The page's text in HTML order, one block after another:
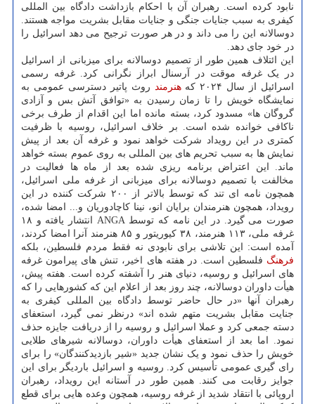
نابود کرده است. رهبران آن با احکام بازداشت دادگاه بین المللی
کیفری به سبب جنایات جنگی و جنایات مقابل بشریت مواجه هستند.
دوسالانه این را می داند و در هر صورت ترجیح می دهد اسرائیل را
در خود جای دهد.
این ائتلاف همین طور از تصمیم دوسالانه برای میزبانی از اسرائیل
در یک غرفه موقت در آرسنال ابراز نگرانی کرد. غرفه رسمی
اسرائیل از سال ۲۰۲۴ که
هنرمند روث پاتیر دسترسی عمومی به
نمایشگاه خویش را تا زمان رسیدن به «توافق آتش بس و آزادی
گروگان ها» مسدود کرد، بسته مانده اما این اقدام از طرف برخی
ناکافی خوانده شده است. بر خلاف اسرائیل، روسیه با ظرفیت
کمتری در این رویداد شرکت خواهد نمود و غرفه آن بعد از پیش
نمایش ها به سبب تحریم های بین المللی به روی عموم بسته خواهد
ماند. این اعتراض برنامه ریزی شده بعد از ماه ها فعالیت در
مخالفت با تصمیم دوسالانه برای میزبانی از غرفه ملی اسرائیل،
همچون نامه ای تند که توسط بالاتر از ۲۰۰ شرکت کننده در این
رویداد، همچون هنرمندان برایان انو، نینا کاچادوریان و... امضا شده،
صورت می گیرد. در این نامه که توسط ANGA انتشار یافته و ۱۸
غرفه ملی، ۱۱۳ هنرمند، ۳۸ کیوریتور و ۸۵ هنرمند آنرا امضا کردند،
آمده است: این تلاشی برای نابودی نه فقط مردم فلسطین، بلکه
فرهنگ فلسطین است. در هفته های اخیر، تنش های پیرامون غرفه
های اسرائیل و روسیه، دنیای هنر را آشفته کرده است. هفته پیش،
هیأت داوران دوسالانه، چند روز بعد از اعلام این که کشورهایی را که
رهبران آنها «در حال حاضر توسط دادگاه بین المللی کیفری به
جنایت مقابل بشریت متهم شده اند» درنظر نمی گیرد، استعفای
دسته جمعی کرد و عملا اسرائیل و روسیه را از دریافت جایزه حذف
نمود. اما بعد از استعفای هیأت داوران، دوسالانه شیرهای طلایی
خویش را حذف نمود و یک نشان جدید «شیر بازدیدکنندگان» را برای
رای گیری عمومی تأسیس کرد. روسیه و اسرائیل باردیگر برای این
جوایز رقابت می کنند. همین طور در آستانه این رویداد، رهبران
اروپائی با انتقاد شدید از غرفه روسیه، همچون وعده هایی برای قطع